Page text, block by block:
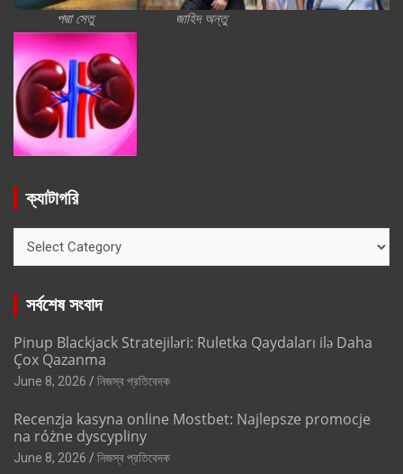
পদ্মা সেতু জাহিদ অন্তু
ক্যাটাগরি
সর্বশেষ সংবাদ
Pinup Blackjack Stratejiləri: Ruletka Qaydaları ilə Daha
Çox Qazanma
June 8, 2026 নিজস্ব প্রতিবেদক
Recenzja kasyna online Mostbet: Najlepsze promocje
na różne dyscypliny
June 8, 2026 নিজস্ব প্রতিবেদক